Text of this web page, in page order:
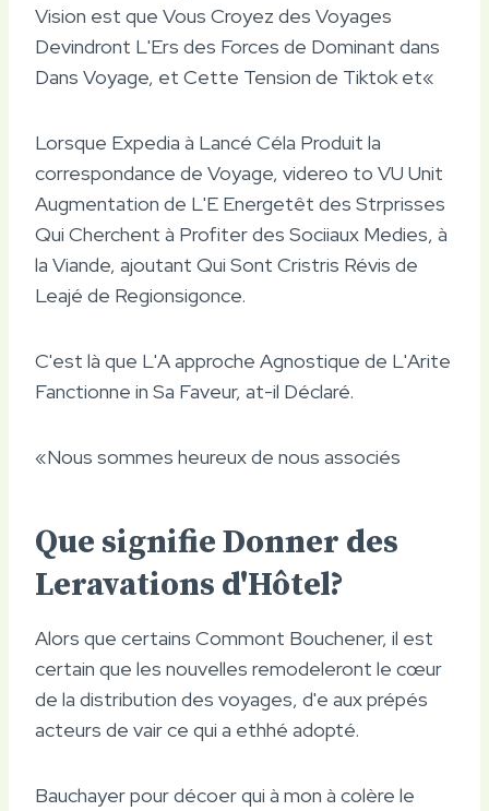
Vision est que Vous Croyez des Voyages
Devindront L'Ers des Forces de Dominant dans
Dans Voyage, et Cette Tension de Tiktok et«
Lorsque Expedia à Lancé Céla Produit la
correspondance de Voyage, videreo to VU Unit
Augmentation de L'E Energetêt des Strprisses
Qui Cherchent à Profiter des Sociiaux Medies, à
la Viande, ajoutant Qui Sont Cristris Révis de
Leajé de Regionsigonce.
C'est là que L'A approche Agnostique de L'Arite
Fanctionne in Sa Faveur, at-il Déclaré.
«Nous sommes heureux de nous associés
Que signifie Donner des
Leravations d'Hôtel?
Alors que certains Commont Bouchener, il est
certain que les nouvelles remodeleront le cœur
de la distribution des voyages, d'e aux prépés
acteurs de vair ce qui a ethhé adopté.
Bauchayer pour décoer qui à mon à colère le